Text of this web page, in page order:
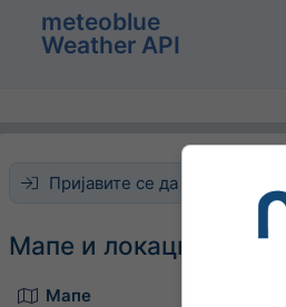
meteoblue
Weather API
Пријавите се да бисте
Мапе и локација
Мапе